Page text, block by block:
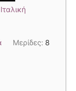
Ιταλική
Μερίδες: 8